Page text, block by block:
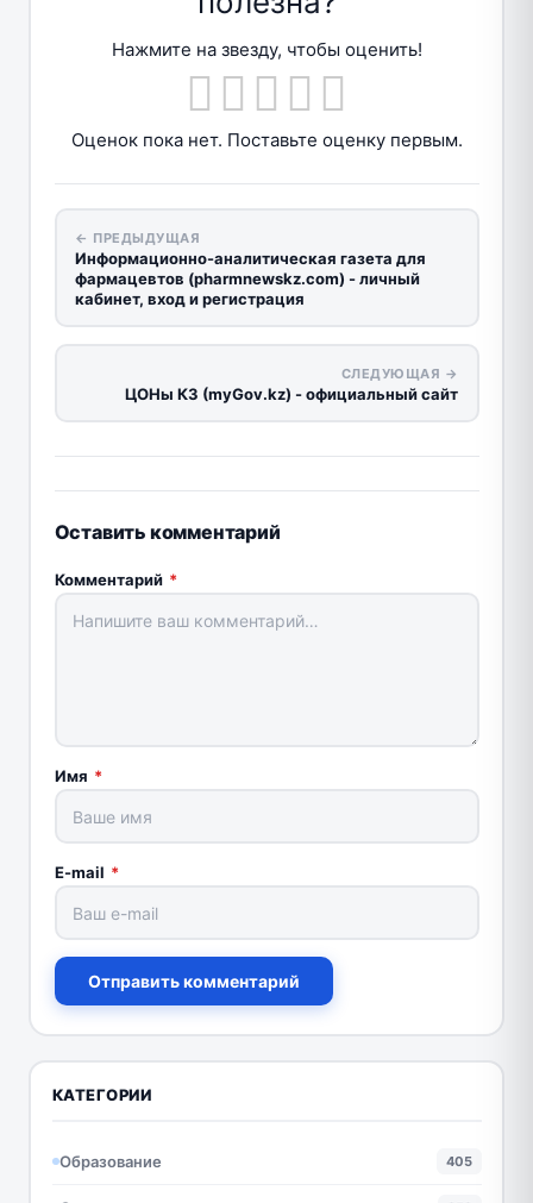
Нажмите на звезду, чтобы оценить!
Оценок пока нет. Поставьте оценку первым.
← ПРЕДЫДУЩАЯ
Информационно-аналитическая газета для
фармацевтов (pharmnewskz.com) - личный
кабинет, вход и регистрация
СЛЕДУЮЩАЯ →
ЦОНы КЗ (myGov.kz) - официальный сайт
Оставить комментарий
Комментарий *
Имя *
E-mail *
Отправить комментарий
КАТЕГОРИИ
Образование 405